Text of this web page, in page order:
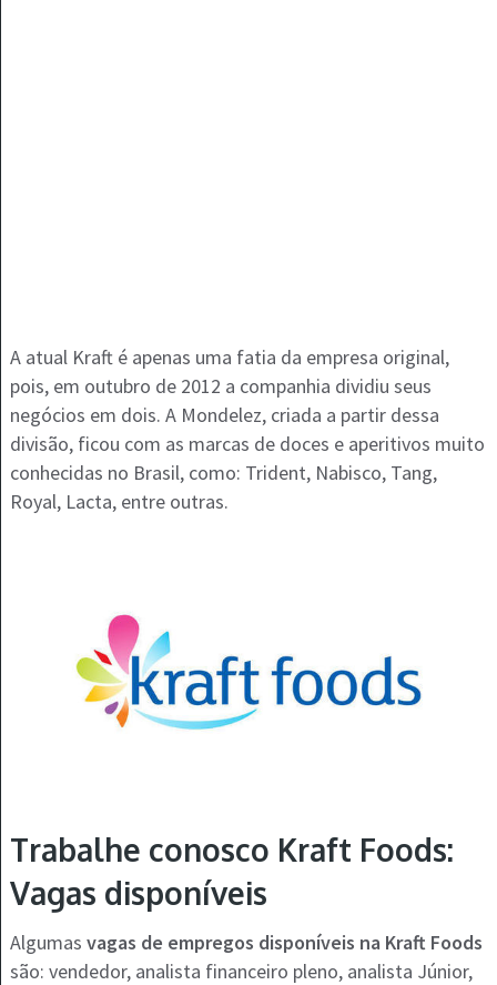
A atual Kraft é apenas uma fatia da empresa original,
pois, em outubro de 2012 a companhia dividiu seus
negócios em dois. A Mondelez, criada a partir dessa
divisão, ficou com as marcas de doces e aperitivos muito
conhecidas no Brasil, como: Trident, Nabisco, Tang,
Royal, Lacta, entre outras.
Trabalhe conosco Kraft Foods:
Vagas disponíveis
Algumas vagas de empregos disponíveis na Kraft Foods
são: vendedor, analista financeiro pleno, analista Júnior,